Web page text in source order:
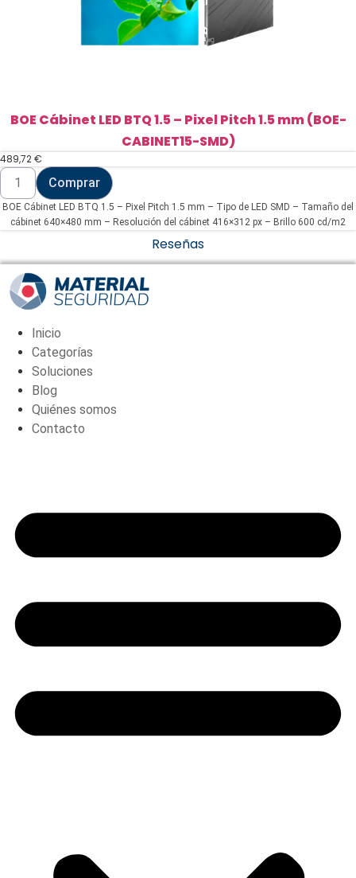
BOE Cábinet LED BTQ 1.5 – Pixel Pitch 1.5 mm (BOE-
CABINET15-SMD)
489,72€
BOE
Cábinet
LED
BTQ
1.5
Pitch
1.5
mm
(BOE-
CABINET15-
cantidad
Comprar
BOE Cábinet LED BTQ 1.5 – Pixel Pitch 1.5 mm – Tipo de LED SMD – Tamaño del
cábinet 640×480 mm – Resolución del cábinet 416×312 px – Brillo 600 cd/m2
Reseñas
Inicio
Categorías
Soluciones
Blog
Quiénes somos
Contacto